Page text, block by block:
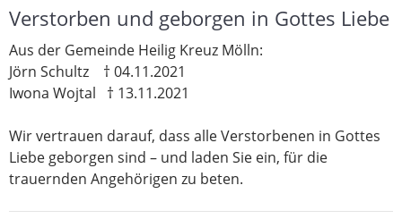
Verstorben und geborgen in Gottes Liebe
Aus der Gemeinde Heilig Kreuz Mölln:
Jörn Schultz † 04.11.2021
Iwona Wojtal † 13.11.2021
Wir vertrauen darauf, dass alle Verstorbenen in Gottes
Liebe geborgen sind – und laden Sie ein, für die
trauernden Angehörigen zu beten.